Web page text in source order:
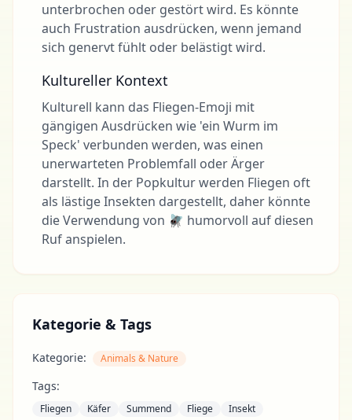
unterbrochen oder gestört wird. Es könnte
auch Frustration ausdrücken, wenn jemand
sich genervt fühlt oder belästigt wird.
Kultureller Kontext
Kulturell kann das Fliegen-Emoji mit
gängigen Ausdrücken wie 'ein Wurm im
Speck' verbunden werden, was einen
unerwarteten Problemfall oder Ärger
darstellt. In der Popkultur werden Fliegen oft
als lästige Insekten dargestellt, daher könnte
die Verwendung von 🪰 humorvoll auf diesen
Ruf anspielen.
Kategorie & Tags
Kategorie: Animals & Nature
Tags:
Fliegen Käfer Summend Fliege Insekt